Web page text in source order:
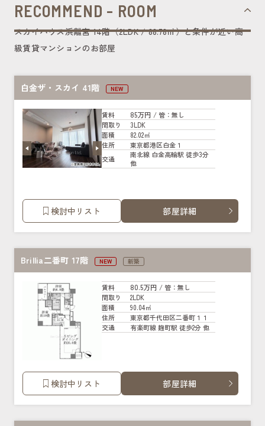
RECOMMEND - ROOM
スカイハウス浜離宮 14階（2LDK / 88.78㎡）と条件が近い高
級賃貸マンションのお部屋
白金ザ・スカイ 41階 NEW
賃料 85万円 / 管：無し
間取り
3LDK
面積
82.02㎡
住所
東京都港区白金１
交通
南北線 白金高輪駅 徒歩3分
他
検討中リスト 部屋詳細
Brillia二番町 17階 NEW 新築
賃料 80.5万円 / 管：無し
間取り
2LDK
面積
90.04㎡
住所
東京都千代田区二番町１１
交通
有楽町線 麹町駅 徒歩2分 他
検討中リスト 部屋詳細